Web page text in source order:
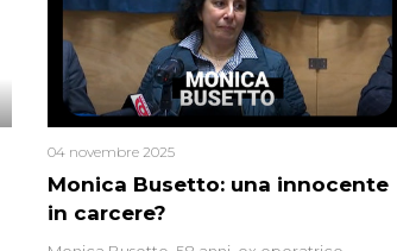
Monica Busetto: una innocente
in carcere?
04 novembre 2025